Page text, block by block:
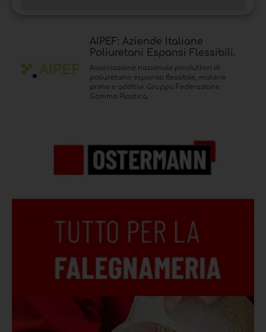
AIPEF: Aziende Italiane
Poliuretani Espansi Flessibili.
Associazione nazionale produttori di
poliuretano espanso flessibile, materie
prime e additivi. Gruppo Federazione
Gomma Plastica.